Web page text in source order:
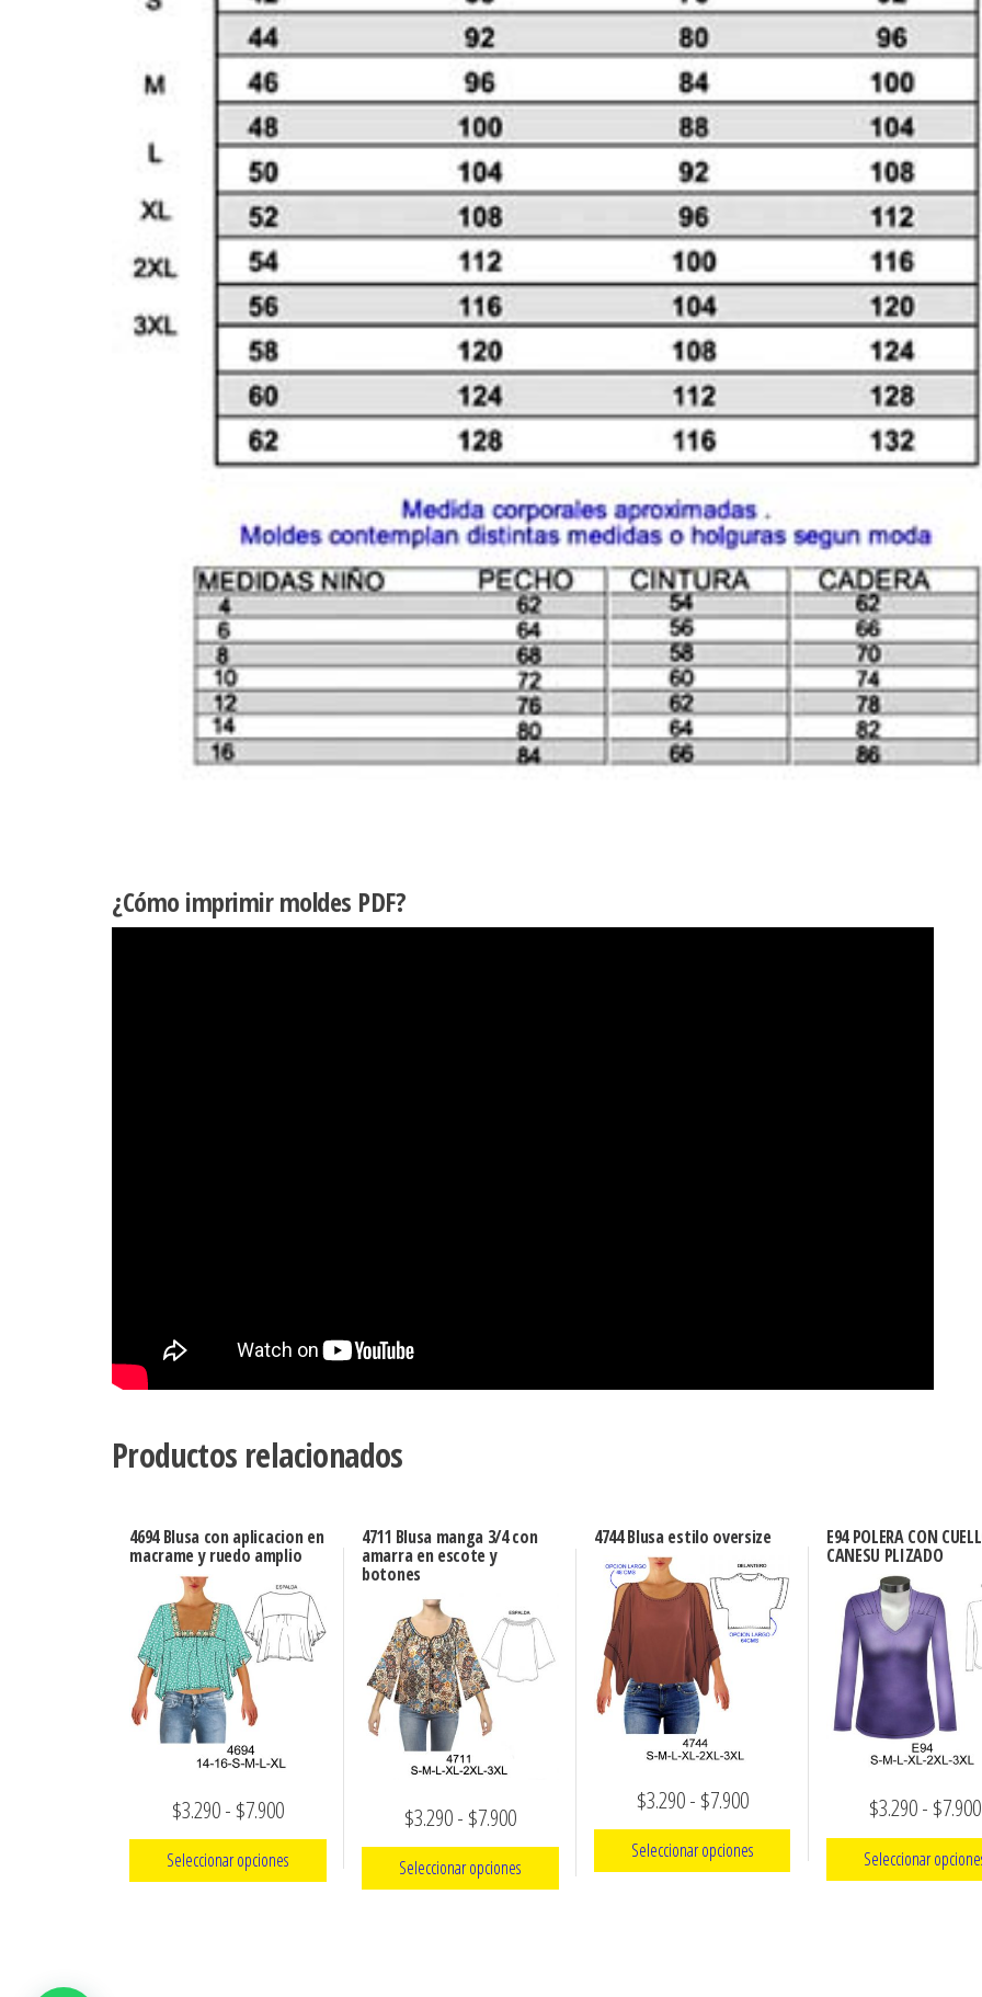
¿Cómo imprimir moldes PDF?
Productos relacionados
4694 Blusa con aplicacion en
macrame y ruedo amplio
$3.290- $7.900Rango
de
precios:
Seleccionar opciones
4711 Blusa manga 3/4 con
amarra en escote y
botones
$3.290- $7.900Rango
de
precios:
Seleccionar opciones
4744 Blusa estilo oversize
$3.290- $7.900Rango
de
precios:
Seleccionar opciones
E94 POLERA CON
CANESU PLIZADO
$3.290- $7.900
Seleccionar